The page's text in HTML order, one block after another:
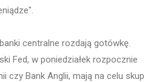
centralne rozdają gotówkę.
Fed, w poniedziałek rozpocznie
czy Bank Anglii, mają na celu skup